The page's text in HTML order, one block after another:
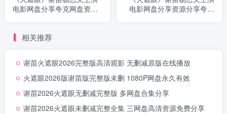
电影网盘分享夸克网盘资源
电影网盘分享资源分享夸克
相关推荐
谢苗火遮眼2026完整版高清观影 无删减原版在线播放
火遮眼2026版谢苗版完整版未删 1080P网盘永久有效
谢苗2026火遮眼无删减完整版 多网盘合集分享
谢苗2026火遮眼未删减完整全集 三网盘高清资源免费分享